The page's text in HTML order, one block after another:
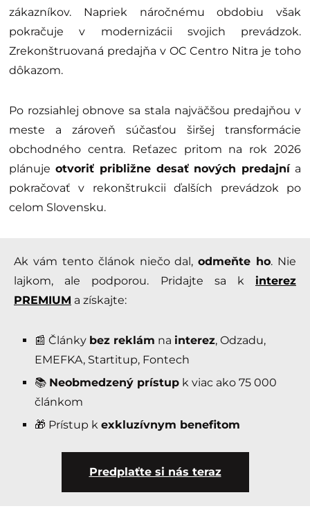
zákazníkov. Napriek náročnému obdobiu však
pokračuje v modernizácii svojich prevádzok.
Zrekonštruovaná predajňa v OC Centro Nitra je toho
dôkazom.
Po rozsiahlej obnove sa stala najväčšou predajňou v
meste a zároveň súčasťou širšej transformácie
obchodného centra. Reťazec pritom na rok 2026
plánuje otvoriť približne desať nových predajnía
pokračovať v rekonštrukcii ďalších prevádzok po
celom Slovensku.
Ak vám tento článok niečo dal,odmeňte ho. Nie
lajkom, ale podporou. Pridajte sa k interez
PREMIUM a získajte:
📰 Články bez reklám na interez, Odzadu,
EMEFKA, Startitup, Fontech
📚 Neobmedzený prístup k viac ako 75 000
článkom
🎁 Prístup k exkluzívnym benefitom
Predplaťte si nás teraz